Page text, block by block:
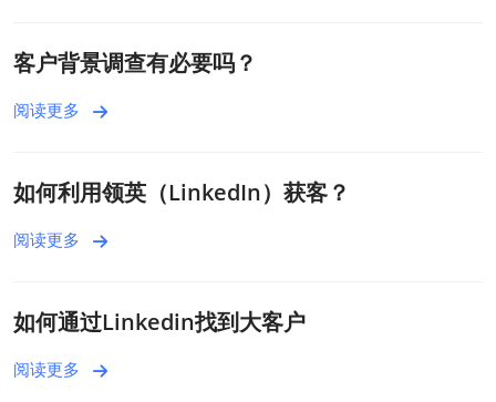
客户背景调查有必要吗？
阅读更多
如何利用领英（LinkedIn）获客？
阅读更多
如何通过Linkedin找到大客户
阅读更多